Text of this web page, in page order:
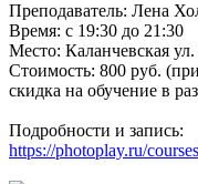
Преподаватель: Лена
Время: с 19:30 до 21:30
Место: Каланчевская ул.
Стоимость: 800 руб.
скидка на обучение в
Подробности и запись:
https://photoplay.ru/